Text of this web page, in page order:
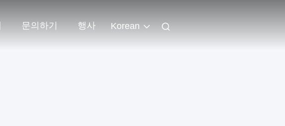
문의하기 행사 Korean